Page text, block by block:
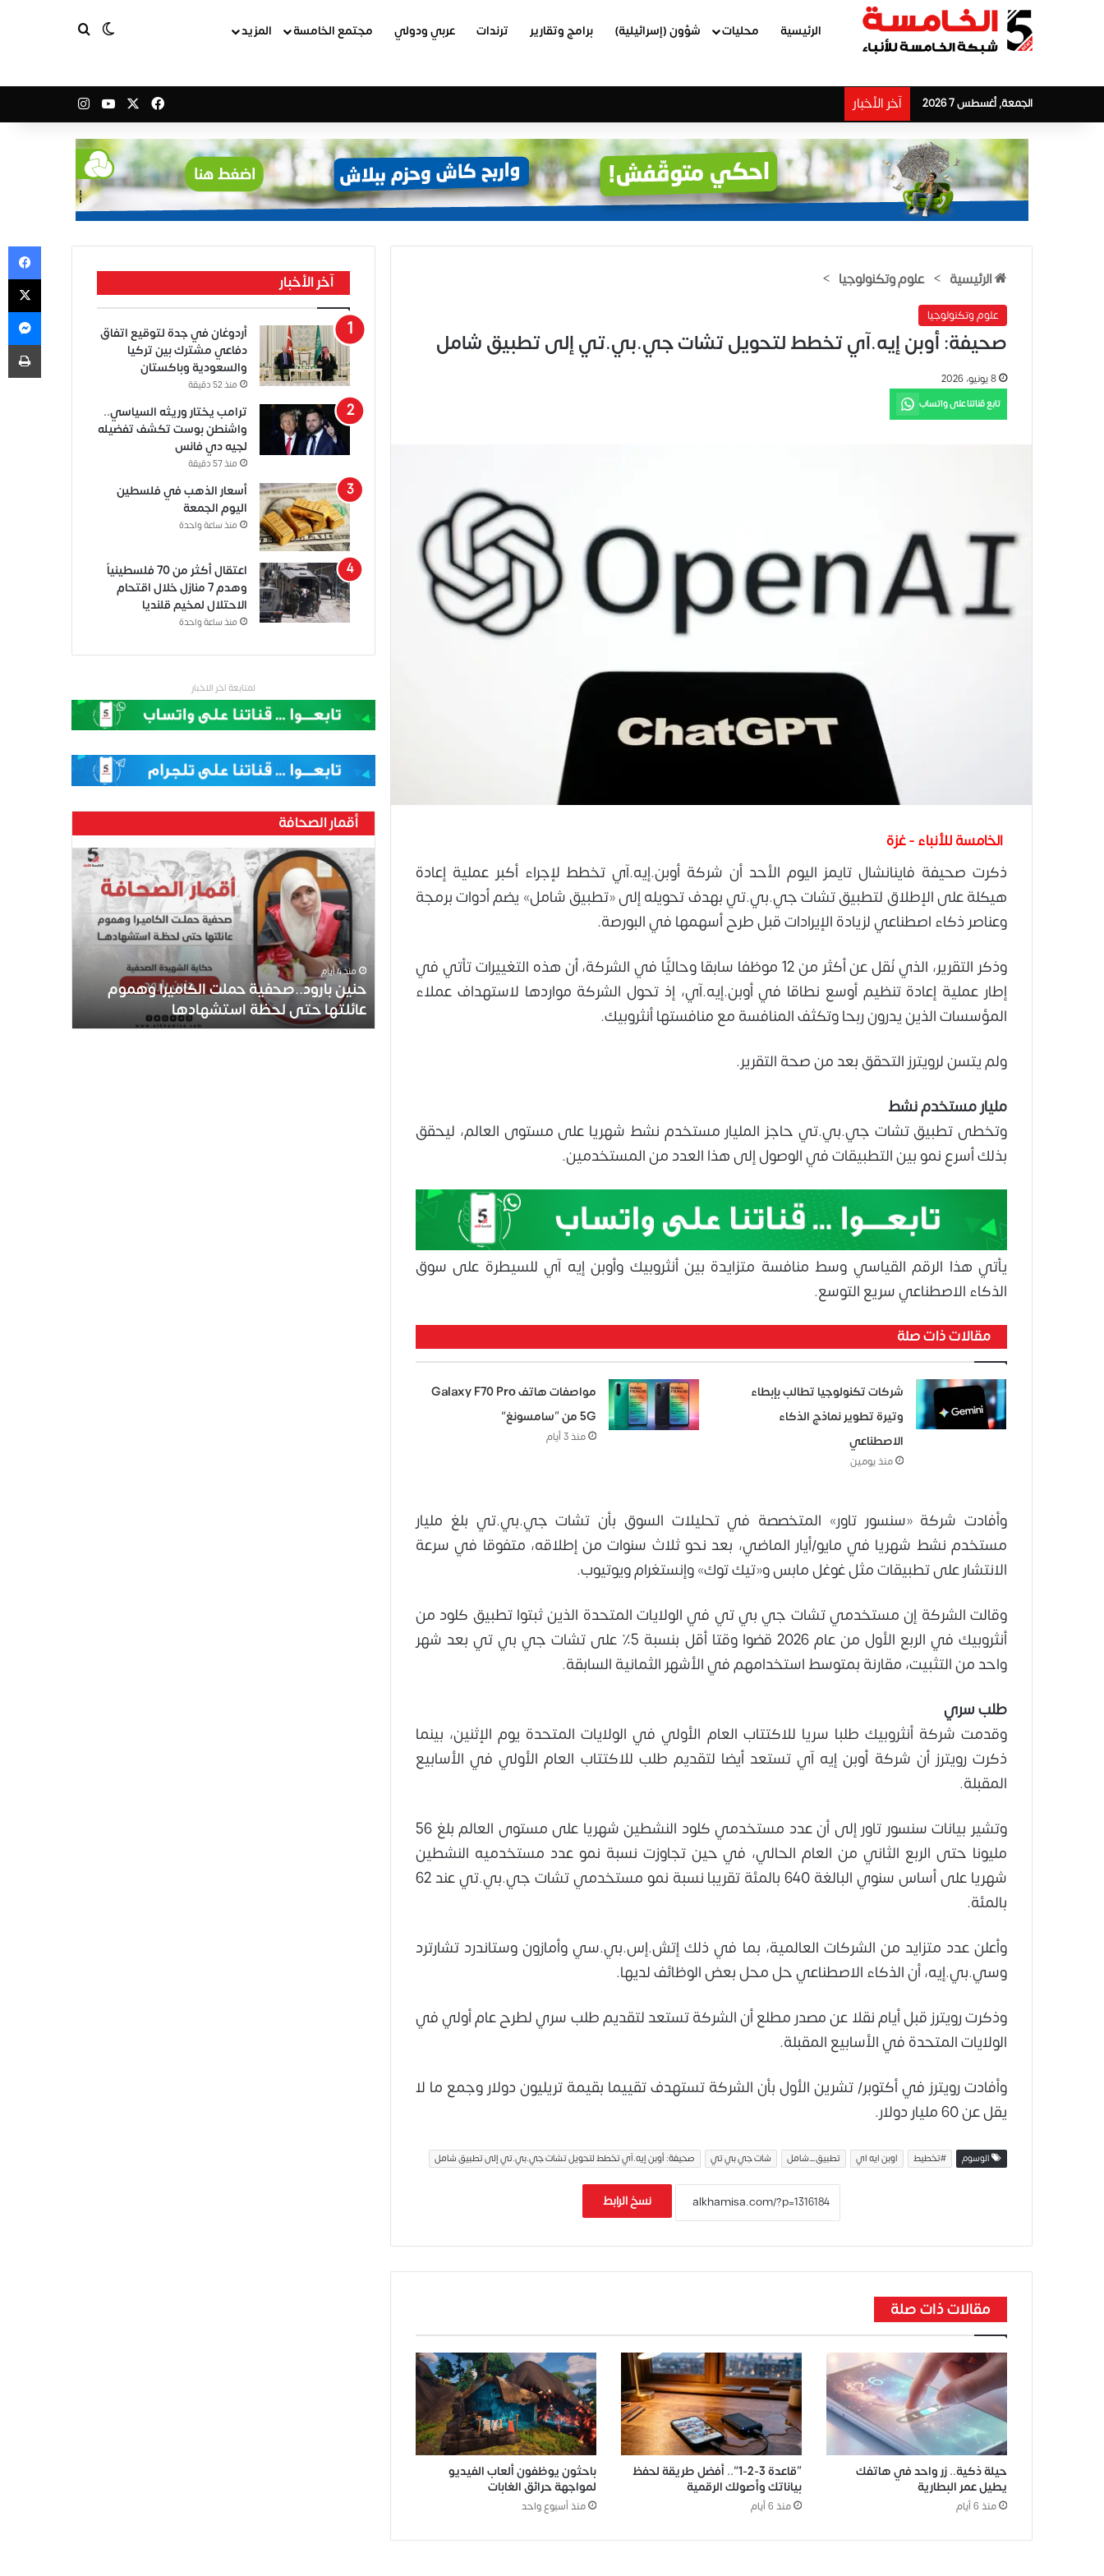
الرئيسية محليات شؤون (إسرائيلية) برامج وتقارير ترندات عربي ودولي مجتمع الخامسة المزيد الوضع المظلم
بحث عن
الجمعة, أغسطس 7 2026 آخر الأخبار فيسبوك‫YouTube
انستقرام
الرئيسية > علوم وتكنولوجيا >
علوم وتكنولوجيا
صحيفة: أوبن إيه.آي تخطط لتحويل تشات جي.بي.تي إلى تطبيق شامل
8 يونيو، 2026
تابع قناتنا على واتساب
الخامسة للأنباء - غزة
ذكرت صحيفة فاينانشال تايمز اليوم الأحد أن شركة أوبن.إيه.آي تخطط لإجراء أكبر عملية إعادة
هيكلة على الإطلاق لتطبيق تشات جي.بي.تي بهدف تحويله إلى «تطبيق شامل» يضم أدوات برمجة
وعناصر ذكاء اصطناعي لزيادة الإيرادات قبل طرح أسهمها في البورصة.
وذكر التقرير، الذي نُقل عن أكثر من 12 موظفا سابقا وحاليًّا في الشركة، أن هذه التغييرات تأتي في
إطار عملية إعادة تنظيم أوسع نطاقا في أوبن.إيه.آي، إذ تحول الشركة مواردها لاستهداف عملاء
المؤسسات الذين يدرون ربحا وتكثف المنافسة مع منافستها أنثروبيك.
ولم يتسن لرويترز التحقق بعد من صحة التقرير.
مليار مستخدم نشط
وتخطى تطبيق تشات جي.بي.تي حاجز المليار مستخدم نشط شهريا على مستوى العالم، ليحقق
بذلك أسرع نمو بين التطبيقات في الوصول إلى هذا العدد من المستخدمين.
يأتي هذا الرقم القياسي وسط منافسة متزايدة بين أنثروبيك وأوبن إيه آي للسيطرة على سوق
الذكاء الاصطناعي سريع التوسع.
مقالات ذات صلة
شركات تكنولوجيا تطالب بإبطاء
وتيرة تطوير نماذج الذكاء
الاصطناعي
منذ يومين
مواصفات هاتف Galaxy F70 Pro
5G من “سامسونغ”
منذ 3 أيام
وأفادت شركة «سنسور تاور» المتخصصة في تحليلات السوق بأن تشات جي.بي.تي بلغ مليار
مستخدم نشط شهريا في مايو/أيار الماضي، بعد نحو ثلاث سنوات من إطلاقه، متفوقا في سرعة
الانتشار على تطبيقات مثل غوغل مابس و«تيك توك» وإنستغرام ويوتيوب.
وقالت الشركة إن مستخدمي تشات جي بي تي في الولايات المتحدة الذين ثبتوا تطبيق كلود من
أنثروبيك في الربع الأول من عام 2026 قضوا وقتا أقل بنسبة 5٪ على تشات جي بي تي بعد شهر
واحد من التثبيت، مقارنة بمتوسط استخدامهم في الأشهر الثمانية السابقة.
طلب سري
وقدمت شركة أنثروبيك طلبا سريا للاكتتاب العام الأولي في الولايات المتحدة يوم الإثنين، بينما
ذكرت رويترز أن شركة أوبن إيه آي تستعد أيضا لتقديم طلب للاكتتاب العام الأولي في الأسابيع
المقبلة.
وتشير بيانات سنسور تاور إلى أن عدد مستخدمي كلود النشطين شهريا على مستوى العالم بلغ 56
مليونا حتى الربع الثاني من العام الحالي، في حين تجاوزت نسبة نمو عدد مستخدميه النشطين
شهريا على أساس سنوي البالغة 640 بالمئة تقريبا نسبة نمو مستخدمي تشات جي.بي.تي عند 62
بالمئة.
وأعلن عدد متزايد من الشركات العالمية، بما في ذلك إتش.إس.بي.سي وأمازون وستاندرد تشارترد
وسي.بي.إيه، أن الذكاء الاصطناعي حل محل بعض الوظائف لديها.
وذكرت رويترز قبل أيام نقلا عن مصدر مطلع أن الشركة تستعد لتقديم طلب سري لطرح عام أولي في
الولايات المتحدة في الأسابيع المقبلة.
وأفادت رويترز في أكتوبر/ تشرين الأول بأن الشركة تستهدف تقييما بقيمة تريليون دولار وجمع ما لا
يقل عن 60 مليار دولار.
الوسوم #تخطيط اوبن ايه اي تطبيق_شامل شات جي بي تي صحيفة: أوبن إيه.آي تخطط لتحويل تشات جي.بي.تي إلى تطبيق شامل
نسخ الرابط
مقالات ذات صلة
حيلة ذكية.. زر واحد في هاتفك
يطيل عمر البطارية
منذ 6 أيام
“قاعدة 3-2-1”.. أفضل طريقة لحفظ
بياناتك وأصولك الرقمية
منذ 6 أيام
باحثون يوظفون ألعاب الفيديو
لمواجهة حرائق الغابات
منذ أسبوع واحد
آخر الأخبار
أردوغان في جدة لتوقيع اتفاق
دفاعي مشترك بين تركيا
والسعودية وباكستان
منذ 52 دقيقة
ترامب يختار وريثه السياسي..
واشنطن بوست تكشف تفضيله
لجيه دي فانس
منذ 57 دقيقة
أسعار الذهب في فلسطين
اليوم الجمعة
منذ ساعة واحدة
اعتقال أكثر من 70 فلسطينياً
وهدم 7 منازل خلال اقتحام
الاحتلال لمخيم قلنديا
منذ ساعة واحدة
لمتابعة اخر الاخبار
أقمار الصحافة
حنين
بارود..صحفية
حملت
الكاميرا
وهموم
عائلتها
لحظة
استشهادها
منذ 4 أيام
حنين بارود..صحفية حملت الكاميرا وهموم
عائلتها حتى لحظة استشهادها
‫X